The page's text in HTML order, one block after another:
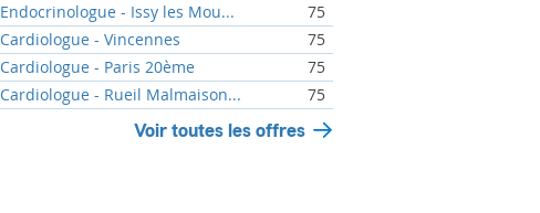
Endocrinologue - Issy les Mou...
75
Cardiologue - Vincennes
75
Cardiologue - Paris 20ème
75
Cardiologue - Rueil Malmaison...
75
Voir toutes les offres